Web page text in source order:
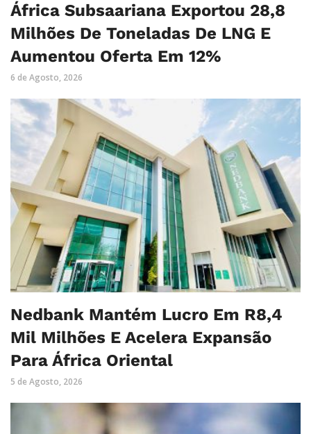
África Subsaariana Exportou 28,8
Milhões De Toneladas De LNG E
Aumentou Oferta Em 12%
6 de Agosto, 2026
Nedbank Mantém Lucro Em R8,4
Mil Milhões E Acelera Expansão
Para África Oriental
5 de Agosto, 2026